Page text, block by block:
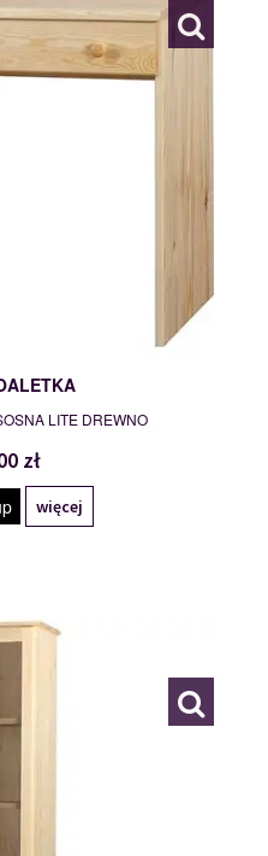
LITE DREWNO
zł
więcej